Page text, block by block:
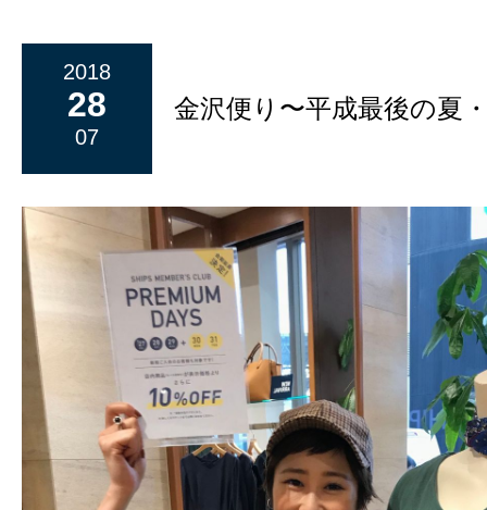
2018
28
07
金沢便り〜平成最後の夏